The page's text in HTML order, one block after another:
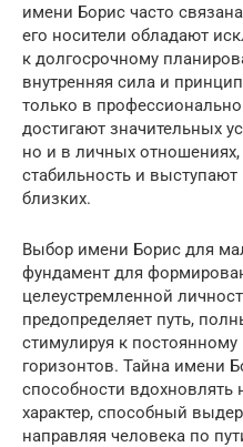
имени Борис часто
его носители обладают
к долгосрочному
внутренняя сила и
только в
достигают значительных
но и в личных отношениях,
стабильность и
близких.
Выбор имени Борис для
фундамент для
целеустремленной
предопределяет путь,
стимулируя к
горизонтов. Тайна имени
способности
характер, способный
направляя человека по